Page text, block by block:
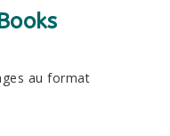
au format